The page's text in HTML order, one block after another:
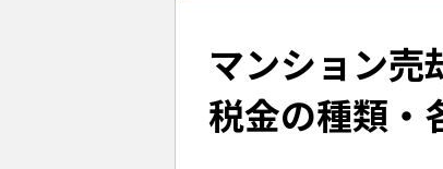
マンション売
税金の種類・